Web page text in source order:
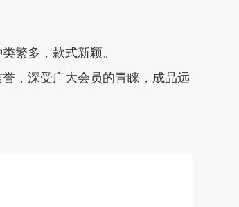
繁多，款式新颖。
，深受广大会员的青睐，成品远